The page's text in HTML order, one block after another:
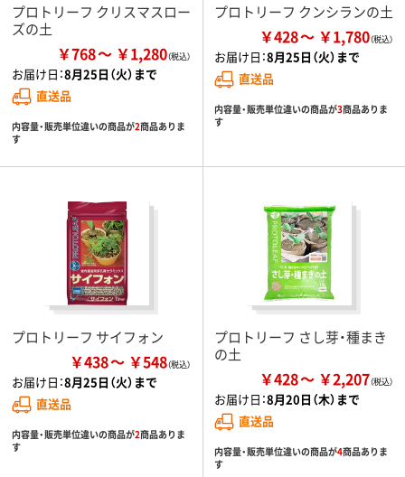
プロトリーフ クリスマスロー
ズの土
￥768 ￥1,280
お届け日：8月25日（火）まで
直送品
内容量・販売単位違いの商品が2商品ありま
す
プロトリーフ クンシランの土
￥428 ￥1,780
お届け日：8月25日（火）まで
直送品
内容量・販売単位違いの商品が3商品ありま
す
プロトリーフ サイフォン
￥438 ￥548
お届け日：8月25日（火）まで
直送品
内容量・販売単位違いの商品が2商品ありま
す
プロトリーフ さし芽・種まき
の土
￥428 ￥2,207
お届け日：8月20日（木）まで
直送品
内容量・販売単位違いの商品が4商品ありま
す